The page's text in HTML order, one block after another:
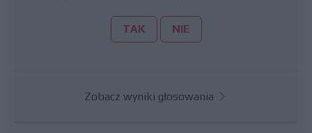
TAK NIE
Zobacz wyniki głosowania